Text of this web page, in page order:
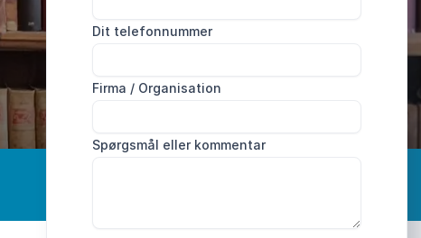
Dit telefonnummer
Firma / Organisation
Spørgsmål eller kommentar